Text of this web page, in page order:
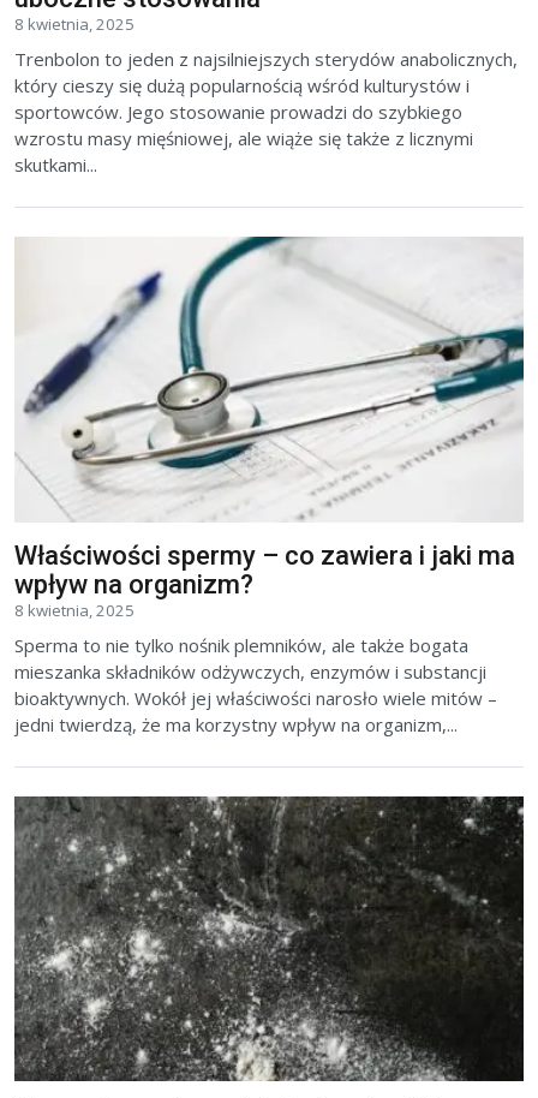
8 kwietnia, 2025
Trenbolon to jeden z najsilniejszych sterydów anabolicznych,
który cieszy się dużą popularnością wśród kulturystów i
sportowców. Jego stosowanie prowadzi do szybkiego
wzrostu masy mięśniowej, ale wiąże się także z licznymi
skutkami...
Właściwości spermy – co zawiera i jaki ma
wpływ na organizm?
8 kwietnia, 2025
Sperma to nie tylko nośnik plemników, ale także bogata
mieszanka składników odżywczych, enzymów i substancji
bioaktywnych. Wokół jej właściwości narosło wiele mitów –
jedni twierdzą, że ma korzystny wpływ na organizm,...